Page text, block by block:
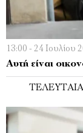
13:00 - 24 Ιουλίου
Αυτή είναι